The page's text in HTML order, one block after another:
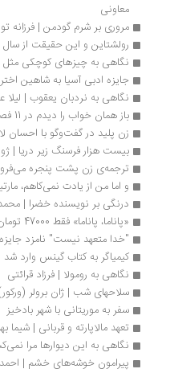
معاونی
مروری بر شرم گودمن | فرزانه
رولشتاین و این حقیقت از سال
نگاهی به چیزهای کوچکی مثل
جایزه ادبی آسیا به شاهین
نگاهی به نردبان یعقوب | لیلا
باز همان خواب را دیدم در 11 فصل
زن پلید در گفت‌وگو با احسان
بیست هزار فرسنگ زیر دریا |
ترجمه‌ی زن پشت پنجره
و اما من از یادت نمی‌کاهم،
درنگی بر نویسنده خضرا |
«پاناما، پاناما» فقط 47000 تومان
"خدا متعهد نیست" نامزد
کیمیاگر به کتاب گینس وارد شد
نگاهی به رومولا | فرزاد قرائتی
سلاحهای شب | ژان برولر
سفر به موریتانی با شهر بادخیز
تعهد مالاپارته و قربانی | شيما
نگاهی به این دیوارها مرا
پیرامون خوشه‌های خشم | احمد